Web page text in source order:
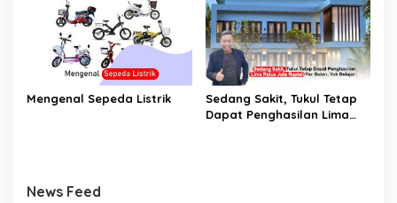
Mengenal Sepeda Listrik
Sedang Sakit, Tukul Tetap
Dapat Penghasilan Lima
News Feed